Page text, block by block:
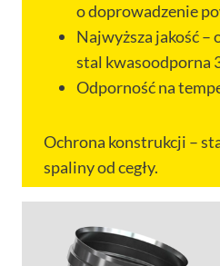
o doprowadzenie
Najwyższa jakość –
stal kwasoodporna
Odporność na
Ochrona konstrukcji –
spaliny od cegły.